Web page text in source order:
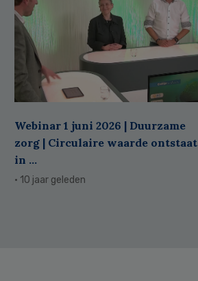
Webinar 1 juni 2026 | Duurzame
zorg | Circulaire waarde ontstaat
in ...
· 10 jaar geleden